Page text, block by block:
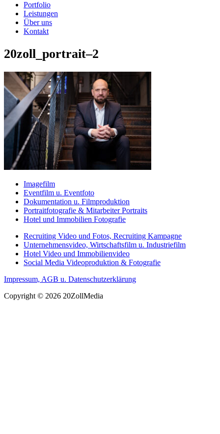
Portfolio
Leistungen
Über uns
Kontakt
20zoll_portrait–2
Imagefilm
Eventfilm u. Eventfoto
Dokumentation u. Filmproduktion
Portraitfotografie & Mitarbeiter Portraits
Hotel und Immobilien Fotografie
Recruiting Video und Fotos, Recruiting Kampagne
Unternehmensvideo, Wirtschaftsfilm u. Industriefilm
Hotel Video und Immobilienvideo
Social Media Videoproduktion & Fotografie
Impressum, AGB u. Datenschutzerklärung
Copyright © 2026 20ZollMedia